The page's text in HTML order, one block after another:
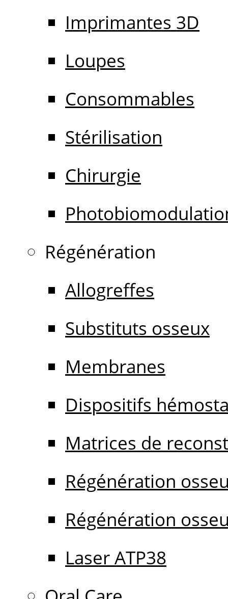
Imprimantes 3D
Loupes
Consommables
Stérilisation
Chirurgie
Régénération
Allogreffes
Substituts osseux
Membranes
Dispositifs
Matrices de
Régénération
Régénération
Laser ATP38